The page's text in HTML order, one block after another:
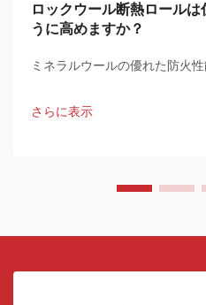
ロックウール断熱ロール
うに高めますか？
ミネラルウールの優れた防火
さらに表示